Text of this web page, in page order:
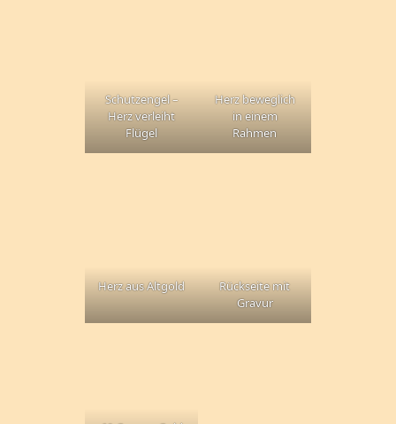
Schutzengel –
Herz verleiht
Flügel
Herz beweglich
in einem
Rahmen
Herz aus Altgold
Rückseite mit
Gravur